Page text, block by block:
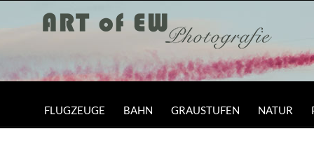
FLUGZEUGE BAHN GRAUSTUFEN NATUR